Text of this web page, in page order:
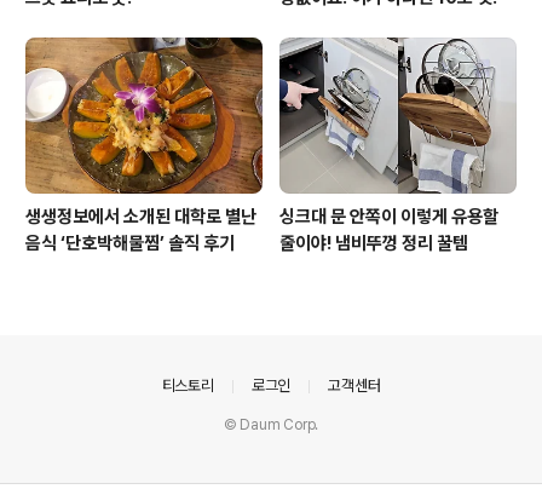
생생정보에서 소개된 대학로 별난
음식 ‘단호박해물찜’ 솔직 후기
싱크대 문 안쪽이 이렇게 유용할
줄이야! 냄비뚜껑 정리 꿀템
티스토리 로그인 고객센터
© Daum Corp.